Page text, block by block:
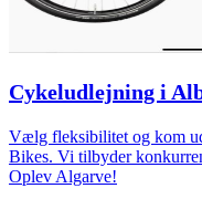
Cykeludlejning i
Vælg fleksibilitet og kom
Bikes. Vi tilbyder
Oplev Algarve!